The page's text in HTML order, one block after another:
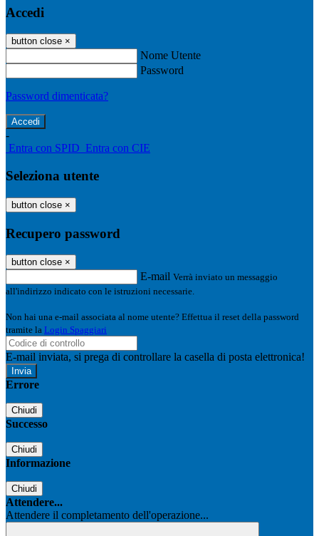
Accedi
button close ×
Nome Utente
Password
Password dimenticata?
-
Entra con SPID Entra con CIE
Seleziona utente
button close ×
Recupero password
button close ×
E-mail Verrà inviato un messaggio
all'indirizzo indicato con le istruzioni necessarie.
Non hai una e-mail associata al nome utente? Effettua il reset della password
tramite la Login Spaggiari
E-mail inviata, si prega di controllare la casella di posta elettronica!
Errore
Chiudi
Successo
Chiudi
Informazione
Chiudi
Attendere...
Attendere il completamento dell'operazione...